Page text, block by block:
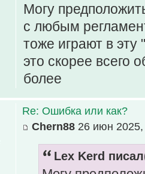
Могу
с любым
тоже играют в эту
это скорее всего
более
Re: Ошибка или как?
Chern88 26 июн
Lex Kerd